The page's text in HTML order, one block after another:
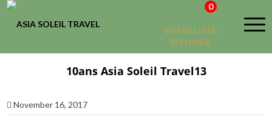
VOTRE LISTE
D'ENVIES
0
10ans Asia Soleil Travel13
November 16, 2017